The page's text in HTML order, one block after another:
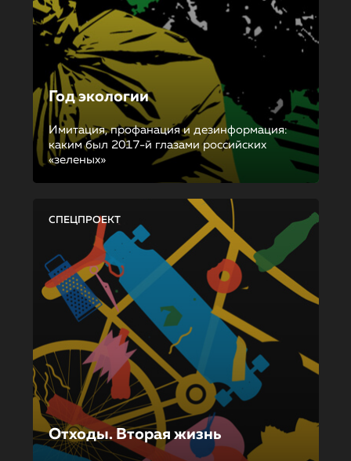
Год экологии
Имитация, профанация и дезинформация:
каким был 2017-й глазами российских
«зеленых»
СПЕЦПРОЕКТ
Отходы. Вторая жизнь